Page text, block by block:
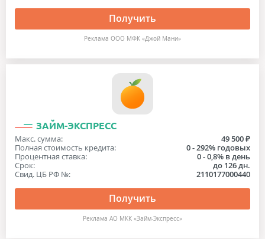
Получить
Реклама ООО МФК «Джой Мани»
ЗАЙМ-ЭКСПРЕСС
Макс. сумма:
49 500 ₽
Полная стоимость кредита:
0 - 292% годовых
Процентная ставка:
0 - 0,8% в день
Срок:
до 126 дн.
Свид. ЦБ РФ №:
2110177000440
Получить
Реклама АО МКК «Займ-Экспресс»